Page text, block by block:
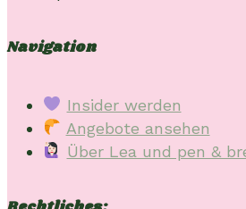
Navigation
Insider werden
Angebote ansehen
Über Lea und pen &